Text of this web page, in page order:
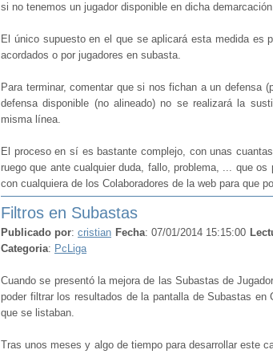
si no tenemos un jugador disponible en dicha
El único supuesto en el que se aplicará esta medida es
acordados o por jugadores en subasta.
Para terminar, comentar que si nos fichan a un defensa
defensa disponible (no alineado) no se realizará la
misma línea.
El proceso en sí es bastante complejo, con unas
ruego que ante cualquier duda, fallo, problema, ... que
con cualquiera de los Colaboradores de la web para que
Filtros en Subastas
Publicado por: cristian Fecha: 07/01/2014 15:15:00
Categoria: PcLiga
Cuando se presentó la mejora de las Subastas de
poder filtrar los resultados de la pantalla de Subastas en
que se listaban.
Tras unos meses y algo de tiempo para desarrollar este